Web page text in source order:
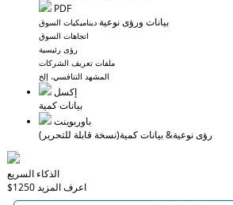
PDF
بيانات ورؤى نوعية ديناميكيات السوق
اتجاهات السوق
رؤى رئيسية
ملفات تعريف الشركات
المشهد التنافسي، إلخ
إكسل
بيانات كمية
باوربوينت
رؤى نوعية& بيانات كمية(نسخة قابلة للتحرير)
الذكاء السريع
$1250اعرف المزيد